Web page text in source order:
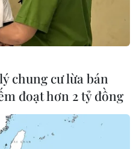
chung cư lừa bán
đoạt hơn 2 tỷ đồng